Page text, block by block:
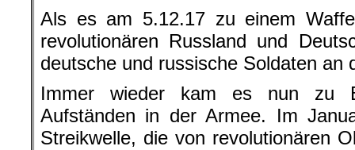
Als es am 5.12.17 zu einem
revolutionären Russland und
deutsche und russische Soldaten an
Immer wieder kam es nun zu
Aufständen in der Armee. Im
Streikwelle, die von revolutionären